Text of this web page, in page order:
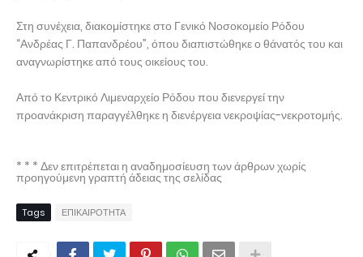
Στη συνέχεια, διακομίστηκε στο Γενικό Νοσοκομείο Ρόδου
“Ανδρέας Γ. Παπανδρέου”, όπου διαπιστώθηκε ο θάνατός του και
αναγνωρίστηκε από τους οικείους του.
Από το Κεντρικό Λιμεναρχείο Ρόδου που διενεργεί την
προανάκριση παραγγέλθηκε η διενέργεια νεκροψίας-νεκροτομής.
* * * Δεν επιτρέπεται η αναδημοσίευση των άρθρων χωρίς
προηγούμενη γραπτή άδειας της σελίδας
Tags ΕΠΙΚΑΙΡΟΤΗΤΑ